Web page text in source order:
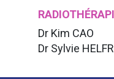
Dr Kim CAO
Dr Sylvie